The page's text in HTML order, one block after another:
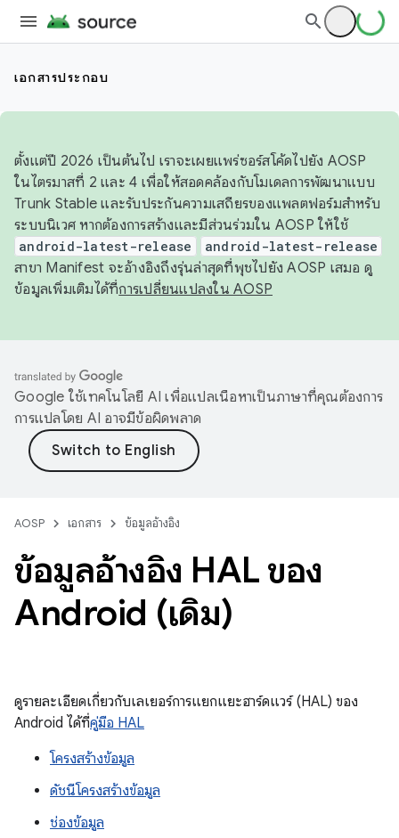
เอกสารประกอบ
ตั้งแต่ปี 2026 เป็นต้นไป เราจะเผยแพร่ซอร์สโค้ดไปยัง AOSP
ในไตรมาสที่ 2 และ 4 เพื่อให้สอดคล้องกับโมเดลการพัฒนาแบบ
Trunk Stable และรับประกันความเสถียรของแพลตฟอร์มสำหรับ
ระบบนิเวศ หากต้องการสร้างและมีส่วนร่วมใน AOSP ให้ใช้
android-latest-release android-latest-release
สาขา Manifest จะอ้างอิงถึงรุ่นล่าสุดที่พุชไปยัง AOSP เสมอ ดู
ข้อมูลเพิ่มเติมได้ที่การเปลี่ยนแปลงใน AOSP
Google ใช้เทคโนโลยี AI เพื่อแปลเนื้อหาเป็นภาษาที่คุณต้องการ
การแปลโดย AI อาจมีข้อผิดพลาด
AOSP เอกสาร ข้อมูลอ้างอิง
ข้อมูลอ้างอิง HAL ของ
Android (เดิม)
ดูรายละเอียดเกี่ยวกับเลเยอร์การแยกแยะฮาร์ดแวร์ (HAL) ของ
Android ได้ที่คู่มือ HAL
โครงสร้างข้อมูล
ดัชนีโครงสร้างข้อมูล
ช่องข้อมูล